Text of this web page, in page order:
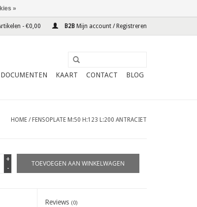
- €0,00 B2B Mijn account / Registreren
DOCUMENTEN KAART CONTACT BLOG
HOME / FENSOPLATE M:50 H:123 L:200 ANTRACIET
+
-
TOEVOEGEN AAN WINKELWAGEN
Reviews (0)
»